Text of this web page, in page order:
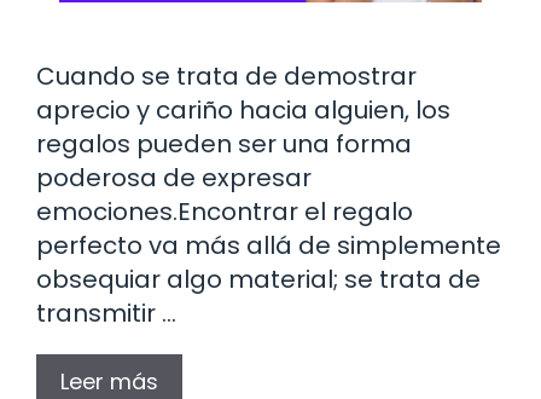
Cuando se trata de demostrar
aprecio y cariño hacia alguien, los
regalos pueden ser una forma
poderosa de expresar
emociones.Encontrar el regalo
perfecto va más allá de simplemente
obsequiar algo material; se trata de
transmitir …
Leer más